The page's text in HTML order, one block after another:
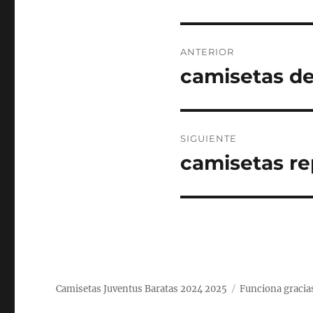
de
ANTERIOR
Entrada
camisetas
SIGUIENTE
Entrada
camisetas
Camisetas Juventus Baratas 2024 2025 Funciona